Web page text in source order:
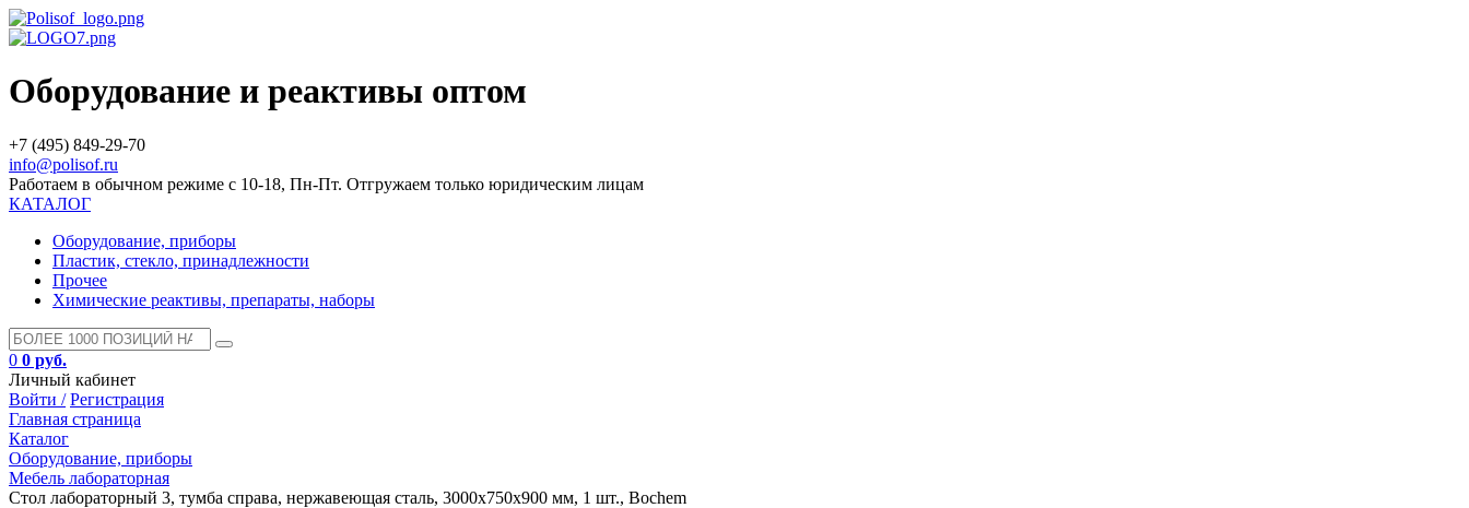
Оборудование и реактивы оптом
+7 (495) 849-29-70
info@polisof.ru
Работаем в обычном режиме с 10-18, Пн-Пт. Отгружаем только юридическим лицам
КАТАЛОГ
Оборудование, приборы
Пластик, стекло, принадлежности
Прочее
Химические реактивы, препараты, наборы
0 0 руб.
Личный кабинет
Войти / Регистрация
Главная страница
Каталог
Оборудование, приборы
Мебель лабораторная
Стол лабораторный 3, тумба справа, нержавеющая сталь, 3000х750х900 мм, 1 шт., Bochem